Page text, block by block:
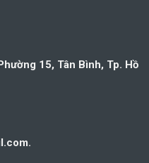
15, Tân Bình, Tp. Hồ